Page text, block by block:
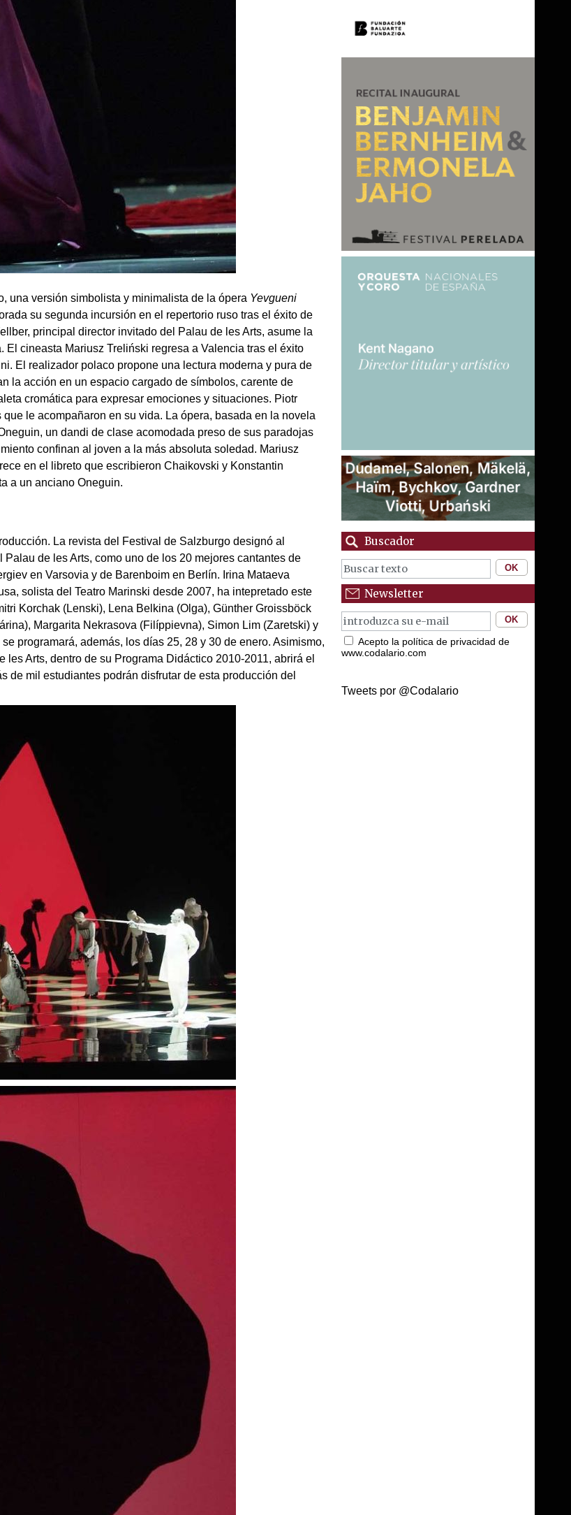
una versión simbolista y minimalista de la ópera Yevgueni
su segunda incursión en el repertorio ruso tras el éxito de
principal director invitado del Palau de les Arts, asume la
cineasta Mariusz Treliński regresa a Valencia tras el éxito
El realizador polaco propone una lectura moderna y pura de
la acción en un espacio cargado de símbolos, carente de
cromática para expresar emociones y situaciones. Piotr
le acompañaron en su vida. La ópera, basada en la novela
un dandi de clase acomodada preso de sus paradojas
confinan al joven a la más absoluta soledad. Mariusz
en el libreto que escribieron Chaikovski y Konstantin
a un anciano Oneguin.
La revista del Festival de Salzburgo designó al
Palau de les Arts, como uno de los 20 mejores cantantes de
en Varsovia y de Barenboim en Berlín. Irina Mataeva
solista del Teatro Marinski desde 2007, ha intepretado este
Korchak (Lenski), Lena Belkina (Olga), Günther Groissböck
Margarita Nekrasova (Filíppievna), Simon Lim (Zaretski) y
se programará, además, los días 25, 28 y 30 de enero. Asimismo,
Arts, dentro de su Programa Didáctico 2010-2011, abrirá el
mil estudiantes podrán disfrutar de esta producción del
Buscador
Newsletter
Acepto la política de privacidad de
www.codalario.com
Tweets por @Codalario